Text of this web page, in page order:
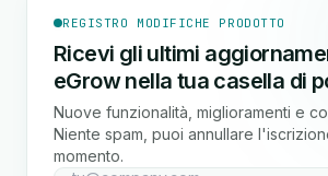
REGISTRO MODIFICHE PRODOTTO
Ricevi gli ultimi
eGrow nella tua casella di
Nuove funzionalità, miglioramenti e
Niente spam, puoi annullare
momento.